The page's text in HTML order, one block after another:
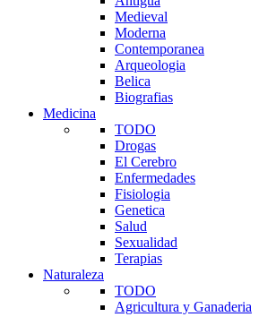
Medieval
Moderna
Contemporanea
Arqueologia
Belica
Biografias
Medicina
TODO
Drogas
El Cerebro
Enfermedades
Fisiologia
Genetica
Salud
Sexualidad
Terapias
Naturaleza
TODO
Agricultura y Ganaderia